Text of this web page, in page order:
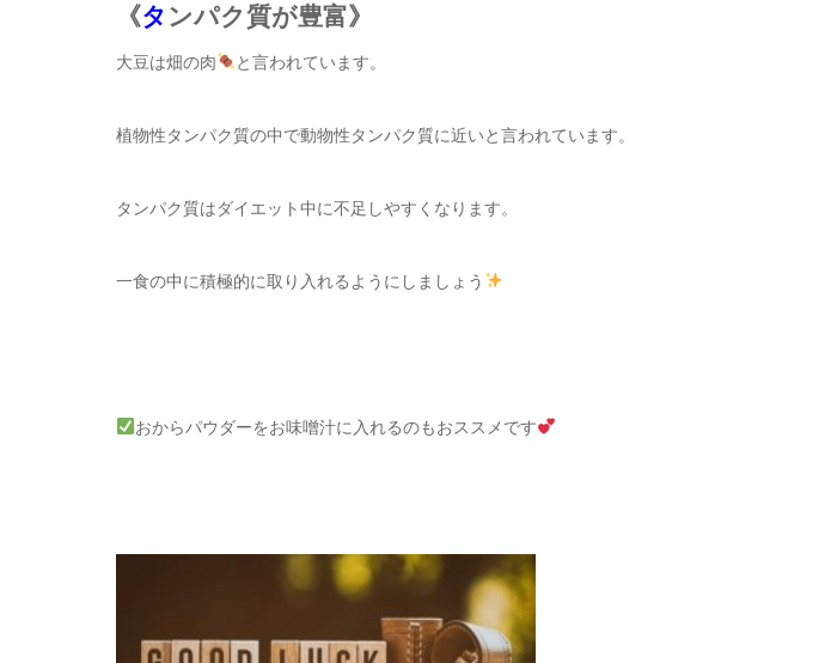
《タ ンパク質が豊富》
大豆は畑の肉 と言われています。
植物性タンパク質の中で動物性タンパク質に近いと言われています。
タンパク質はダイエット中に不足しやすくなります。
一食の中に積極的に取り入れるようにしましょう
おからパウダーをお味噌汁に入れるのもおススメです